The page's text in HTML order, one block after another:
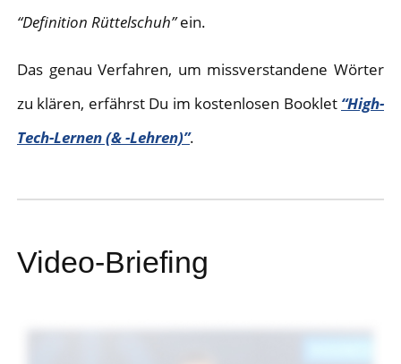
“Definition Rüttelschuh”ein.
Das genau Verfahren, um missverstandene Wörter
zu klären, erfährst Du im kostenlosen Booklet “High-
Tech-Lernen (& -Lehren)”.
Video-Briefing